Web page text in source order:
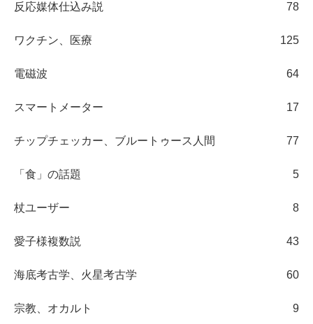
反応媒体仕込み説 78
ワクチン、医療 125
電磁波 64
スマートメーター 17
チップチェッカー、ブルートゥース人間 77
「食」の話題 5
杖ユーザー 8
愛子様複数説 43
海底考古学、火星考古学 60
宗教、オカルト 9